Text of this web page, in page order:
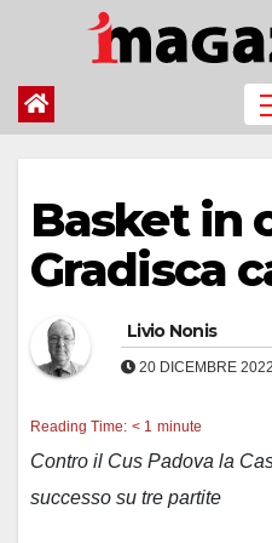
contenuto
Basket in
Gradisca
Livio Nonis
20 DICEMBRE 2022
Reading Time: < 1 minute
Contro il Cus Padova la
successo su tre partite